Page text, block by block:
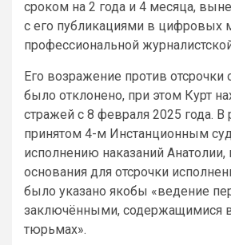
сроком на 2 года и 4 месяца,
с его публикациями в цифровых
профессиональной
Его возражение против
было отклонено, при этом Курт
стражей с 8 февраля 2025 года.
принятом 4-м Инстанционным
исполнению наказаний Анатолии,
основания для отсрочки
было указано якобы «ведение
заключёнными, содержащимися
тюрьмах».